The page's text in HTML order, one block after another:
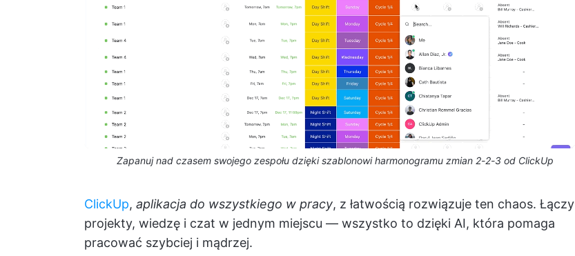
Zapanuj nad czasem swojego zespołu dzięki szablonowi harmonogramu zmian 2-2-3 od ClickUp
ClickUp, aplikacja do wszystkiego w pracy, z łatwością rozwiązuje ten chaos. Łączy
projekty, wiedzę i czat w jednym miejscu — wszystko to dzięki AI, która pomaga
pracować szybciej i mądrzej.